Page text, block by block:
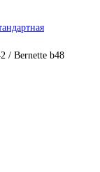
/ Bernette b48